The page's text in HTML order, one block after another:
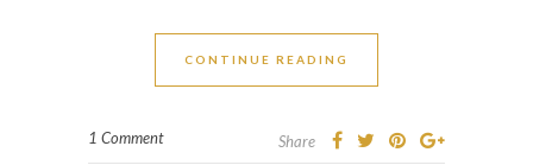
CONTINUE READING
1 Comment Share